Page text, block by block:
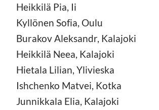
Heikkilä Pia, Ii
Kyllönen Sofia, Oulu
Burakov Aleksandr, Kalajoki
Heikkilä Neea, Kalajoki
Hietala Lilian, Ylivieska
Ishchenko Matvei, Kotka
Junnikkala Elia, Kalajoki